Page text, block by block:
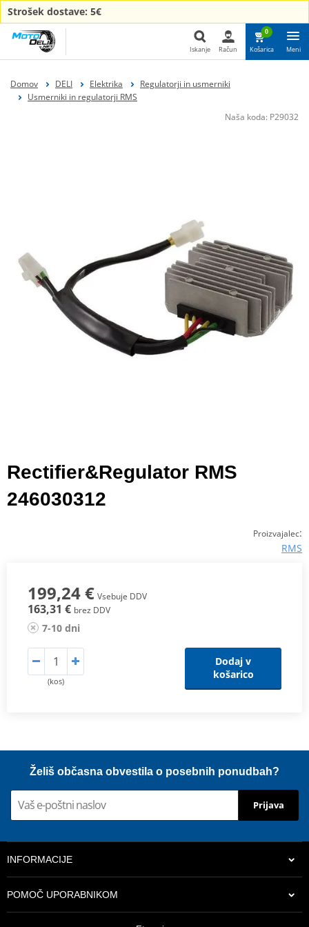
Strošek dostave: 5€
Iskanje Račun
0
Košarica Meni
Domov DELI Elektrika
Regulatorji in usmerniki
Usmerniki in regulatorji RMS
Naša koda: P29032
Rectifier&Regulator RMS
246030312
Proizvajalec:
RMS
199,24 € Vsebuje DDV
163,31 € brez DDV
7-10 dni
(kos)
Dodaj v
košarico
Želiš občasna obvestila o posebnih ponudbah?
Prijava
INFORMACIJE
POMOČ UPORABNIKOM